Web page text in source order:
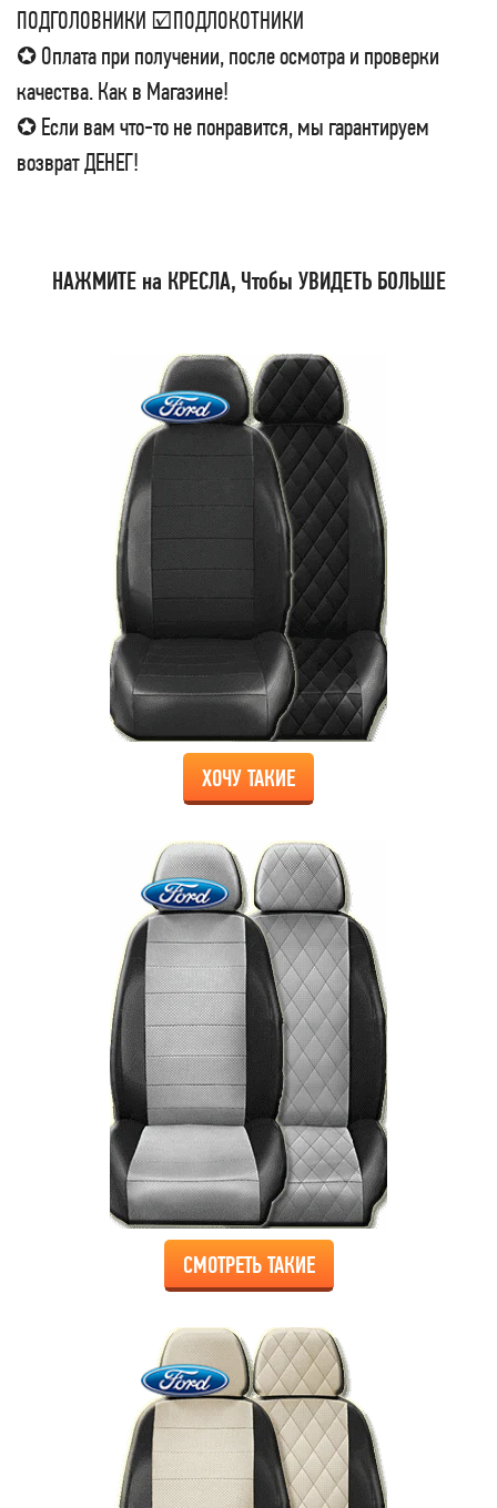
ПОДГОЛОВНИКИ ☑ПОДЛОКОТНИКИ
✪ Оплата при получении, после осмотра и проверки
качества. Как в Магазине!
✪ Если вам что-то не понравится, мы гарантируем
возврат ДЕНЕГ!
НАЖМИТЕ на КРЕСЛА, Чтобы УВИДЕТЬ БОЛЬШЕ
ХОЧУ ТАКИЕ
СМОТРЕТЬ ТАКИЕ